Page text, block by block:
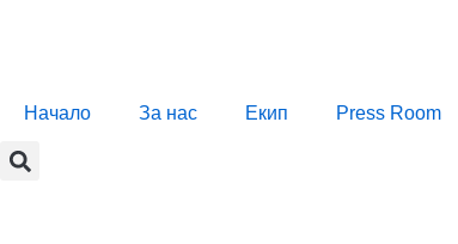
Начало За нас Екип Press Room